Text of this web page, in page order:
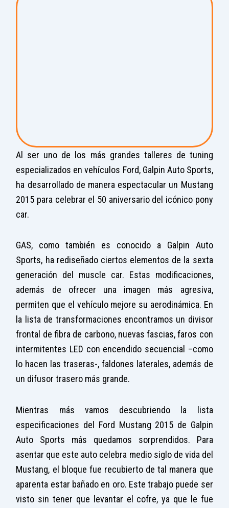
Al ser uno de los más grandes talleres de tuning
especializados en vehículos Ford, Galpin Auto Sports,
ha desarrollado de manera espectacular un Mustang
2015 para celebrar el 50 aniversario del icónico pony
car.
GAS, como también es conocido a Galpin Auto
Sports, ha rediseñado ciertos elementos de la sexta
generación del muscle car. Estas modificaciones,
además de ofrecer una imagen más agresiva,
permiten que el vehículo mejore su aerodinámica. En
la lista de transformaciones encontramos un divisor
frontal de fibra de carbono, nuevas fascias, faros con
intermitentes LED con encendido secuencial –como
lo hacen las traseras-, faldones laterales, además de
un difusor trasero más grande.
Mientras más vamos descubriendo la lista
especificaciones del Ford Mustang 2015 de Galpin
Auto Sports más quedamos sorprendidos. Para
asentar que este auto celebra medio siglo de vida del
Mustang, el bloque fue recubierto de tal manera que
aparenta estar bañado en oro. Este trabajo puede ser
visto sin tener que levantar el cofre, ya que le fue